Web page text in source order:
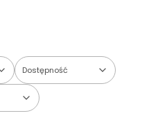
Dostępność